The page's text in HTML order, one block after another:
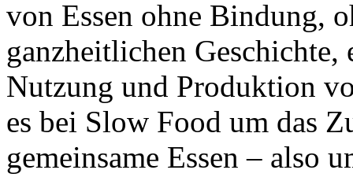
von Essen ohne Bindung,
ganzheitlichen
Nutzung und Produktion
es bei Slow Food um das
gemeinsame Essen – also